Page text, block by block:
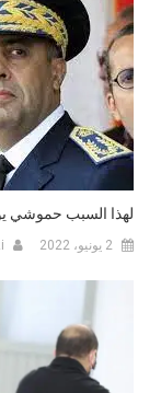
لهذا السبب حموشي
2 يونيو، 2022